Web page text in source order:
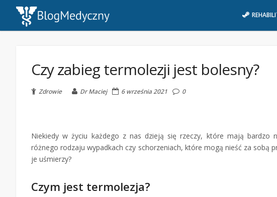
Czy zabieg termolezji jest bolesny?
Zdrowie Dr Maciej 6 września 2021 0
Niekiedy w życiu każdego z nas dzieją się rzeczy, które mają bardzo
różnego rodzaju wypadkach czy schorzeniach, które mogą nieść za sobą
je uśmierzy?
Czym jest termolezja?